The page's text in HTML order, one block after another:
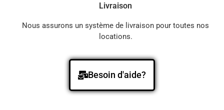
Livraison
Nous assurons un système de livraison pour toutes nos
locations.
Besoin d'aide?